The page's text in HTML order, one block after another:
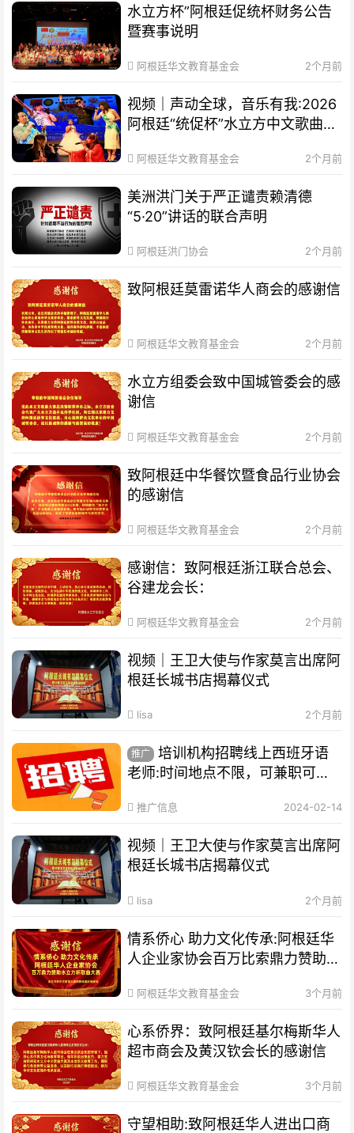
水立方杯”阿根廷促统杯财务公告
暨赛事说明
阿根廷华文教育基金会 2个月前
视频｜声动全球，音乐有我:2026
阿根廷“统促杯”水立方中文歌曲大
阿根廷华文教育基金会 2个月前
美洲洪门关于严正谴责赖清德
“5·20”讲话的联合声明
阿根廷洪门协会 2个月前
致阿根廷莫雷诺华人商会的感谢信
阿根廷华文教育基金会 2个月前
水立方组委会致中国城管委会的感
谢信
阿根廷华文教育基金会 2个月前
致阿根廷中华餐饮暨食品行业协会
的感谢信
阿根廷华文教育基金会 2个月前
感谢信：致阿根廷浙江联合总会、
谷建龙会长：
阿根廷华文教育基金会 2个月前
视频｜王卫大使与作家莫言出席阿
根廷长城书店揭幕仪式
lisa 2个月前
推广
培训机构招聘线上西班牙语
老师:时间地点不限，可兼职可全
推广信息 2024-02-14
视频｜王卫大使与作家莫言出席阿
根廷长城书店揭幕仪式
lisa 2个月前
情系侨心 助力文化传承:阿根廷华
人企业家协会百万比索鼎力赞助水
阿根廷华文教育基金会 3个月前
心系侨界​：致阿根廷基尔梅斯华人
超市商会及黄汉钦会长的感谢信
阿根廷华文教育基金会 3个月前
守望相助:致阿根廷华人进出口商